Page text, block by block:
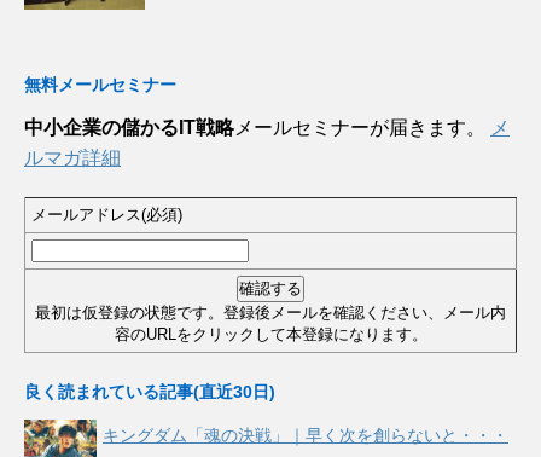
無料メールセミナー
中小企業の儲かるIT戦略メールセミナーが届きます。
メ
ルマガ詳細
メールアドレス(必須)
最初は仮登録の状態です。登録後メールを確認ください、メール内
容のURLをクリックして本登録になります。
良く読まれている記事(直近30日)
キングダム「魂の決戦」｜早く次を創らないと・・・